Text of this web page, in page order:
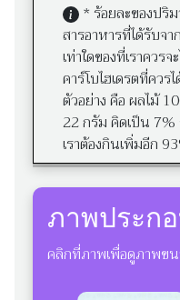
* ร้อยละของปริ
สารอาหารที่ได้รับจ
เท่าใดของที่เราคว
คาร์โบไฮเดรตที่คว
ตัวอย่าง คือ ผลไม้
22 กรัม คิดเป็น
เราต้องกินเพิ่มอีก
ภาพประก
คลิกที่ภาพเพื่อดูภาพข